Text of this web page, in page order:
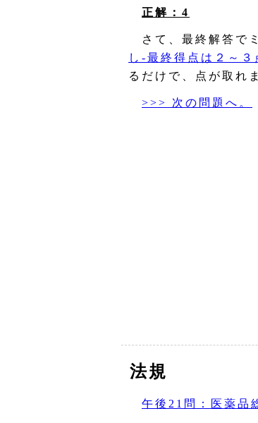
正解：4
さて、最終解答で
し‐最終得点は２～３
るだけで、点が取れ
>>> 次の問題へ。
法規
午後21問：医薬品